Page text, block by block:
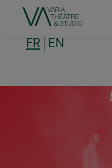
contenu
FR EN